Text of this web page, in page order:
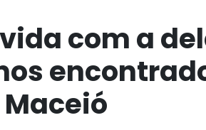
com a
Maceió